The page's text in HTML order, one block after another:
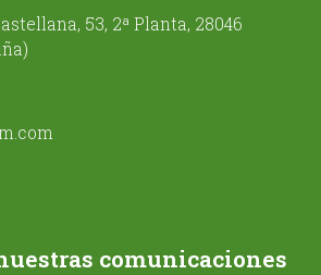
53, 2ª Planta, 28046
comunicaciones